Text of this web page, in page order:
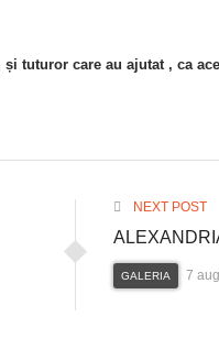
și tuturor care au ajutat , ca
NEXT POST
GALERIA 7